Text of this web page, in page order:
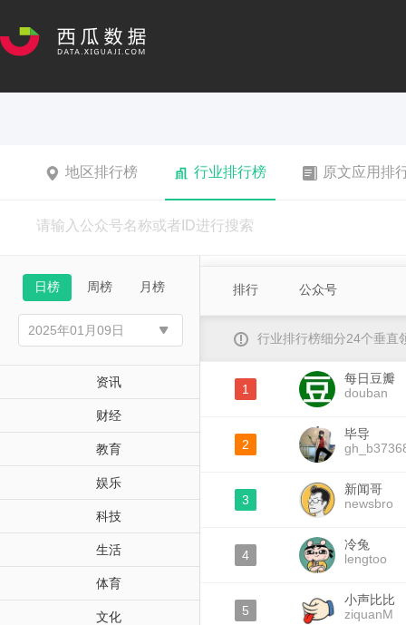
地区排行榜 行业排行榜 原文应用排
日榜 周榜 月榜
资讯
财经
教育
娱乐
科技
生活
体育
文化
排行 公众号
行业排行榜细分24个垂直
1
每日豆瓣
douban
2
毕导
3
新闻哥
newsbro
4
冷兔
lengtoo
5
小声比比
ziquanM